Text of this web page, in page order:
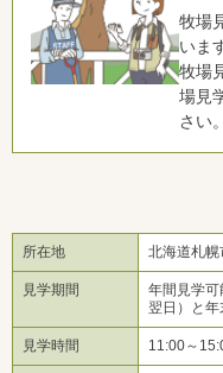
牧場
いま
牧場
場見
さい。
所在地 北海道札
見学期間
年間見学
翌日）と年
見学時間 11:00～